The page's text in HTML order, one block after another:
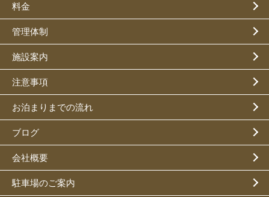
料金
管理体制
施設案内
注意事項
お泊まりまでの流れ
ブログ
会社概要
駐車場のご案内